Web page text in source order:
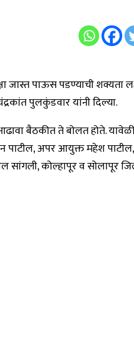
जास्त पाऊस पडण्याची शक्यता
पुलकुंडवार यांनी दिल्या.
बैठकीत ते बोलत होते.
अपर आयुक्त महेश
कोल्हापूर व सोलापूर